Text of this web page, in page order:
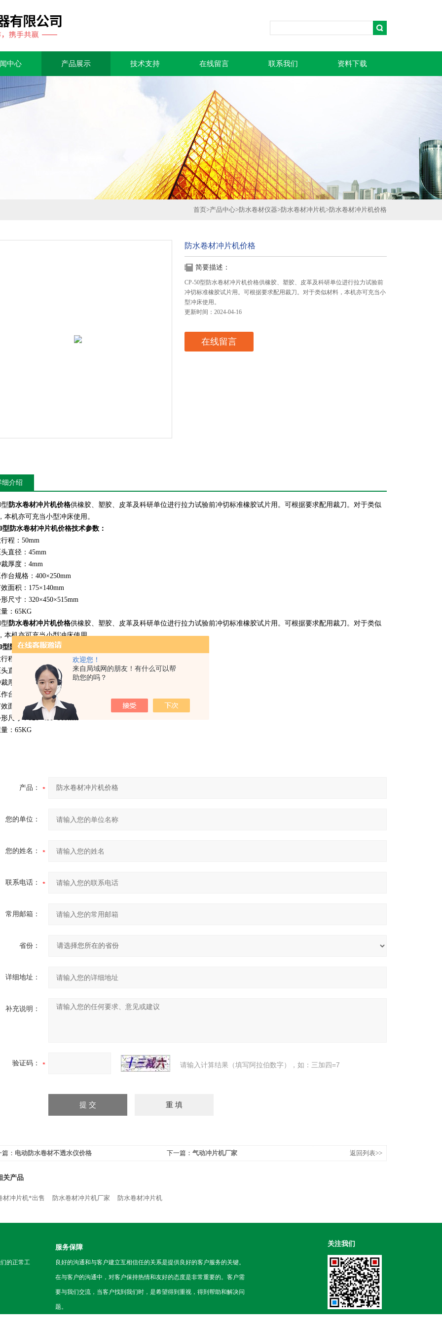
欢迎您！
来自局域网的朋友！有什么可以帮
助您的吗？
中心 产品展示 技术支持 在线留言 联系我们 资料下载
首页>产品中心>防水卷材仪器>防水卷材冲片机>防水卷材冲片机价格
防水卷材冲片机价格
简要描述：
CP-50型防水卷材冲片机价格供橡胶、塑胶、皮革及科研单位进行拉力试验前
冲切标准橡胶试片用。可根据要求配用裁刀。对于类似材料，本机亦可充当小
型冲床使用。
更新时间：2024-04-16
在线留言
细介绍
型防水卷材冲片机价格供橡胶、塑胶、皮革及科研单位进行拉力试验前冲切标准橡胶试片用。可根据要求配用裁刀。对于类似
本机亦可充当小型冲床使用。
型防水卷材冲片机价格技术参数：
程：50mm
直径：45mm
厚度：4mm
台规格：400×250mm
面积：175×140mm
尺寸：320×450×515mm
：65KG
型防水卷材冲片机价格供橡胶、塑胶、皮革及科研单位进行拉力试验前冲切标准橡胶试片用。可根据要求配用裁刀。对于类似
本机亦可充当小型冲床使用。
型防水卷材冲片机价格
程：50mm
直径：45mm
厚度：4mm
台规格：400×250mm
面积：175×140mm
尺寸：320×450×515mm
：65KG
产品：
您的单位：
您的姓名：
联系电话：
常用邮箱：
省份：
详细地址：
补充说明：
验证码： 请输入计算结果（填写阿拉伯数字），如：三加四=7
： 电动防水卷材不透水仪价格 下一篇： 气动冲片机厂家 返回列表>>
关产品
材冲片机*出售 防水卷材冲片机厂家 防水卷材冲片机
的正常工
服务保障
良好的沟通和与客户建立互相信任的关系是提供良好的客户服务的关键。
在与客户的沟通中，对客户保持热情和友好的态度是非常重要的。客户需
要与我们交流，当客户找到我们时，是希望得到重视，得到帮助和解决问
题。
关注我们